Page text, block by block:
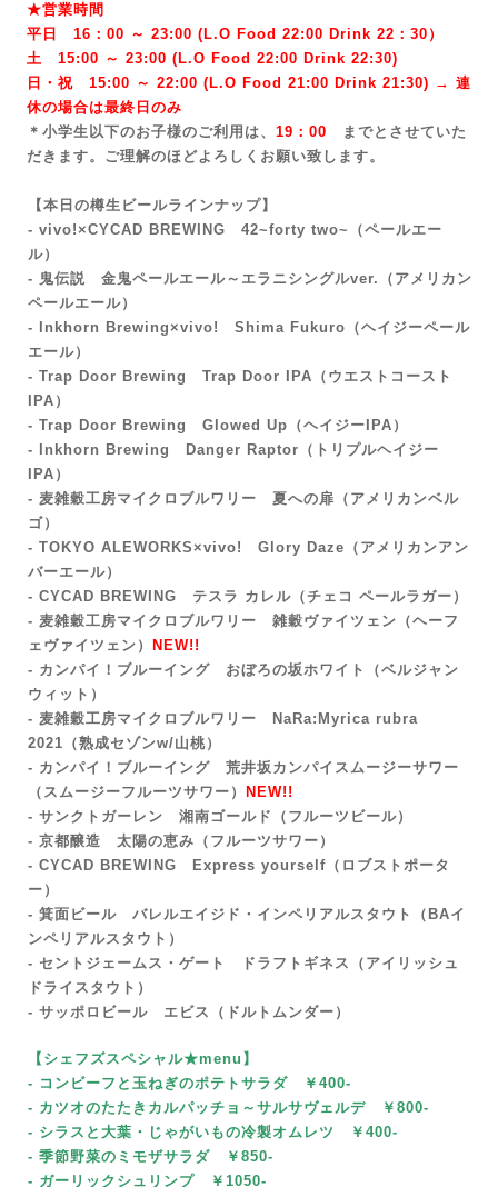
★営業時間
平日 16：00 ～ 23:00 (L.O Food 22:00 Drink 22：30）
土 15:00 ～ 23:00 ( L.O Food 22:00 Drink 22:30)
日・祝 15:00 ～ 22:00 ( L.O Food 21:00 Drink 21:30) → 連
休の場合は最終日のみ
＊小学生以下のお子様のご利用は、 19：00
までとさせていた
だきます。ご理解のほどよろしくお願い致します。
【本日の樽生ビールラインナップ】
- vivo!×CYCAD BREWING 42~forty two~
（ペールエー
ル）
- 鬼伝説 金鬼ペールエール～エラニシングルver.（アメリカン
ペールエール）
- Inkhorn Brewing×vivo! Shima Fukuro（ヘイジーペール
エール）
- Trap Door Brewing Trap Door IPA（ウエストコースト
IPA）
- Trap Door Brewing Glowed Up （ヘイジーIPA）
- Inkhorn Brewing Danger Raptor（トリプルヘイジー
IPA）
- 麦雑穀工房マイクロブルワリー 夏への扉（アメリカンベル
ゴ）
- TOKYO ALEWORKS×vivo! Glory Daze（アメリカンアン
バーエール）
- CYCAD BREWING テスラ カレル（チェコ ペールラガー ）
- 麦雑穀工房マイクロブルワリー 雑穀ヴァイツェン（ヘーフ
ェヴァイツェン）
NEW!!
- カンパイ！ブルーイング おぼろの坂ホワイト（ベルジャン
ウィット）
- 麦雑穀工房マイクロブルワリー NaRa:Myrica rubra
2021 （熟成セゾンw/山桃）
- カンパイ！ブルーイング 荒井坂カンパイスムージーサワー
（スムージーフルーツサワー）
NEW!!
- サンクトガーレン 湘南ゴールド（フルーツビール）
- 京都醸造 太陽の恵み（フルーツサワー）
- CYCAD BREWING Express yourself（ロブストポータ
ー）
- 箕面ビール バレルエイジド・インペリアルスタウト（BAイ
ンペリアルスタウト）
- セントジェームス・ゲート ドラフトギネス（アイリッシュ
ドライスタウト）
- サッポロビール エビス（ドルトムンダー）
【シェフズスペシャル★menu 】
- コンビーフと玉ねぎのポテトサラダ ￥400-
- カツオのたたきカルパッチョ～サルサヴェルデ ￥800-
- シラスと大葉・じゃがいもの冷製オムレツ ￥400-
- 季節野菜のミモザサラダ ￥850-
- ガーリックシュリンプ ￥1050-